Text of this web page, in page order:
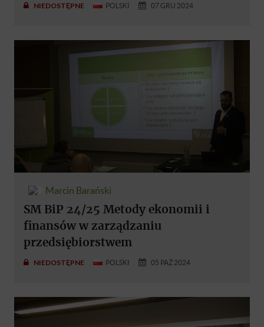
NIEDOSTĘPNE POLSKI 07 GRU 2024
Marcin Barański
SM BiP 24/25 Metody ekonomii i
finansów w zarządzaniu
przedsiębiorstwem
NIEDOSTĘPNE POLSKI 05 PAŹ 2024